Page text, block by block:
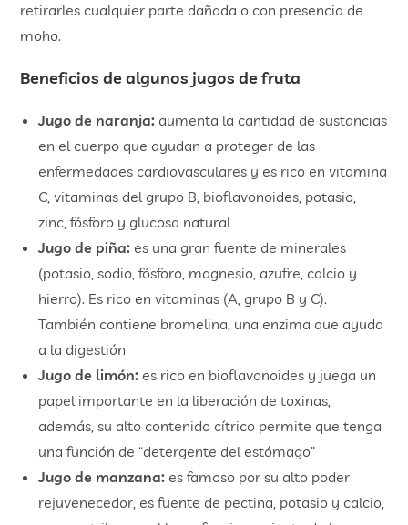
retirarles cualquier parte dañada o con presencia de
moho.
Beneficios de algunos jugos de fruta
Jugo de naranja: aumenta la cantidad de sustancias
en el cuerpo que ayudan a proteger de las
enfermedades cardiovasculares y es rico en vitamina
C, vitaminas del grupo B, bioflavonoides, potasio,
zinc, fósforo y glucosa natural
Jugo de piña: es una gran fuente de minerales
(potasio, sodio, fósforo, magnesio, azufre, calcio y
hierro). Es rico en vitaminas (A, grupo B y C).
También contiene bromelina, una enzima que ayuda
a la digestión
Jugo de limón: es rico en bioflavonoides y juega un
papel importante en la liberación de toxinas,
además, su alto contenido cítrico permite que tenga
una función de “detergente del estómago”
Jugo de manzana: es famoso por su alto poder
rejuvenecedor, es fuente de pectina, potasio y calcio,